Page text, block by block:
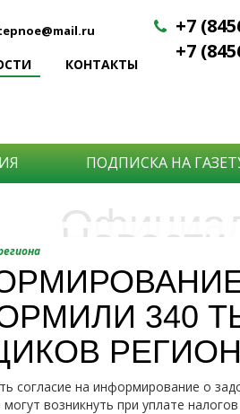
КОНТАКТЫ
+7
+7
ПОДПИСКА НА
Новости
Самые актуальные
-происшествия,
-события района,
-спорта,
-мира науки,
-медицины,
Хотите что бы о Вас
О частной практике или
негосударственных
Просто закажите
340
согласие на информирование о
возникнуть при уплате